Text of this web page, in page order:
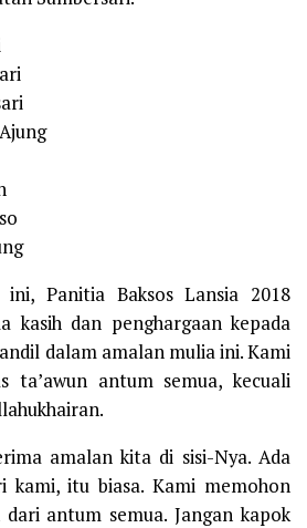
ini, Panitia Baksos Lansia 2018
kasih dan penghargaan kepada
dalam amalan mulia ini. Kami
ta’awun antum semua, kecuali
amalan kita di sisi-Nya. Ada
kami, itu biasa. Kami memohon
antum semua. Jangan kapok